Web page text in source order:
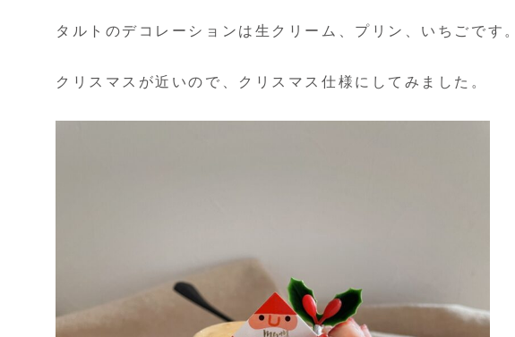
タルトのデコレーションは生クリーム、プリン、いちごです。
クリスマスが近いので、クリスマス仕様にしてみました。